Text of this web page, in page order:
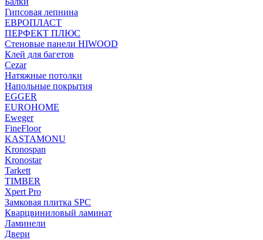
Гипсовая лепнина
ЕВРОПЛАСТ
ПЕРФЕКТ ПЛЮС
Стеновые панели HIWOOD
Клей для багетов
Cezar
Натяжные потолки
Напольные покрытия
EGGER
EUROHOME
Eweger
FineFloor
KASTAMONU
Kronospan
Kronostar
Tarkett
TIMBER
Xpert Pro
Замковая плитка SPC
Кварцвиниловый ламинат
Ламинели
Двери